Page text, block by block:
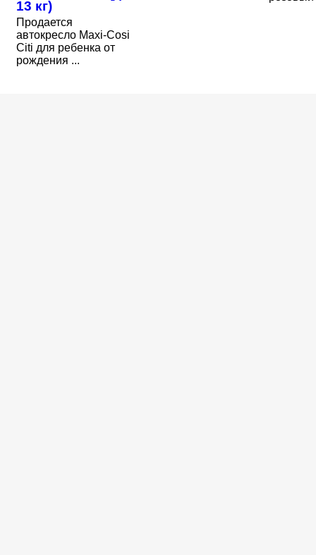
13 кг)
Продается
автокресло Maxi-Cosi
Citi для ребенка от
рождения ...